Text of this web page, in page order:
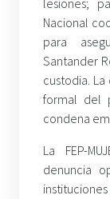
lesiones;
Nacional
para
Santander
custodia.
formal del
condena
La FEP-
denuncia